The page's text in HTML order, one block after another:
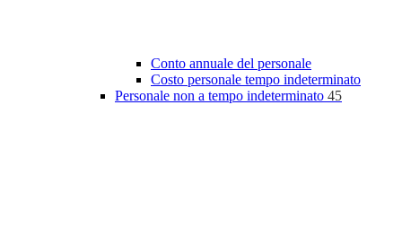
Conto annuale del personale
Costo personale tempo indeterminato
Personale non a tempo indeterminato 45